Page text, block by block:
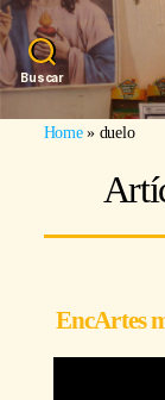
Buscar
Home» duelo
EncArtes